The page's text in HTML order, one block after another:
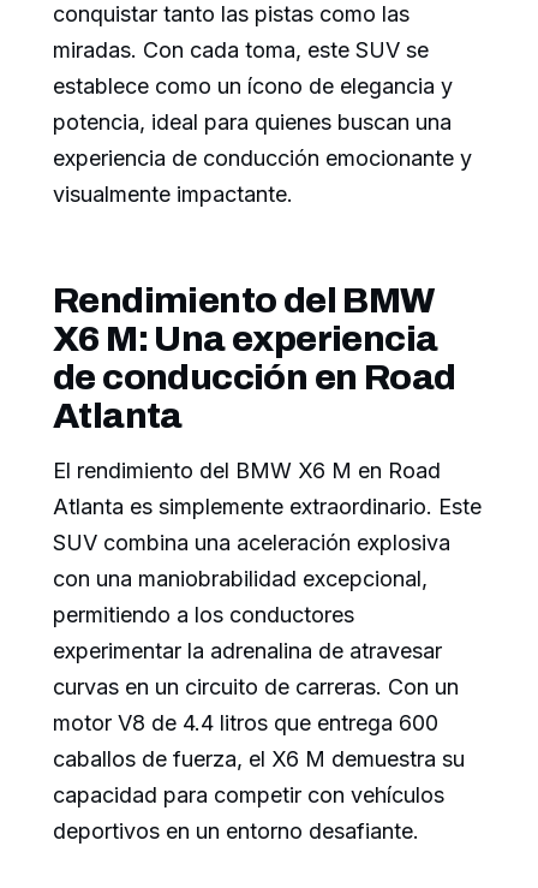
conquistar tanto las pistas como las
miradas. Con cada toma, este SUV se
establece como un ícono de elegancia y
potencia, ideal para quienes buscan una
experiencia de conducción emocionante y
visualmente impactante.
Rendimiento del BMW
X6 M: Una experiencia
de conducción en Road
Atlanta
El rendimiento del BMW X6 M en Road
Atlanta es simplemente extraordinario. Este
SUV combina una aceleración explosiva
con una maniobrabilidad excepcional,
permitiendo a los conductores
experimentar la adrenalina de atravesar
curvas en un circuito de carreras. Con un
motor V8 de 4.4 litros que entrega 600
caballos de fuerza, el X6 M demuestra su
capacidad para competir con vehículos
deportivos en un entorno desafiante.